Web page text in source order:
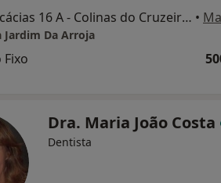
Av. das Acácias 16 A - Colinas do Cruzeiro, Odivelas •
Jardim Da Arroja
Dra. Maria João Costa
Dentista